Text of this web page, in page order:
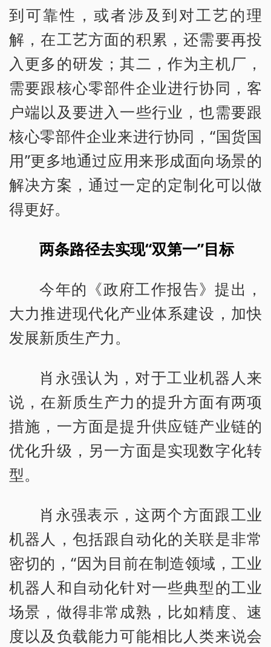
到可靠性，或者涉及到对工艺的理
解，在工艺方面的积累，还需要再投
入更多的研发；其二，作为主机厂，
需要跟核心零部件企业进行协同，客
户端以及要进入一些行业，也需要跟
核心零部件企业来进行协同，“国货国
用”更多地通过应用来形成面向场景的
解决方案，通过一定的定制化可以做
得更好。
两条路径去实现“双第一”目标
今年的《政府工作报告》提出，
大力推进现代化产业体系建设，加快
发展新质生产力。
肖永强认为，对于工业机器人来
说，在新质生产力的提升方面有两项
措施，一方面是提升供应链产业链的
优化升级，另一方面是实现数字化转
型。
肖永强表示，这两个方面跟工业
机器人，包括跟自动化的关联是非常
密切的，“因为目前在制造领域，工业
机器人和自动化针对一些典型的工业
场景，做得非常成熟，比如精度、速
度以及负载能力可能相比人类来说会